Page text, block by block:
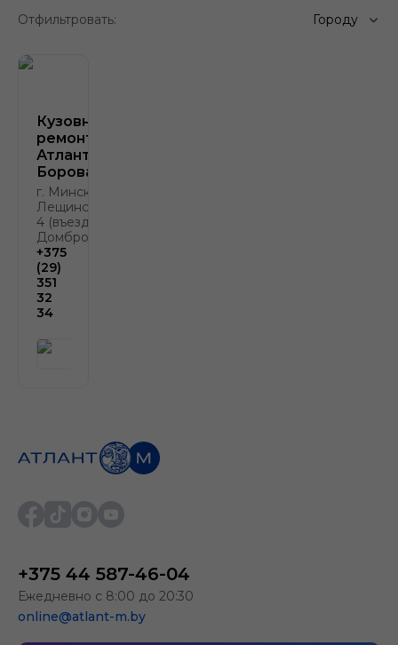
Отфильтровать: Городу
Кузовной
ремонт
Атлант-М
Боровая
г. Минск, ул.
Лещинского,
4 (въезд с ул.
Домбровской)
+375
(29)
351
32
34
+375 44 587-46-04
Ежедневно с 8:00 до 20:30
online@atlant-m.by